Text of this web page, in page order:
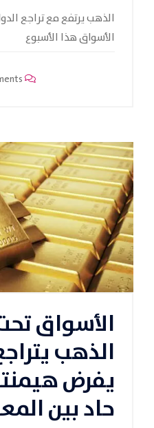
الذهب يرتفع مع تراجع
الأسواق هذا الأسبوع
الأسواق
الذهب
يفرض
حاد بين